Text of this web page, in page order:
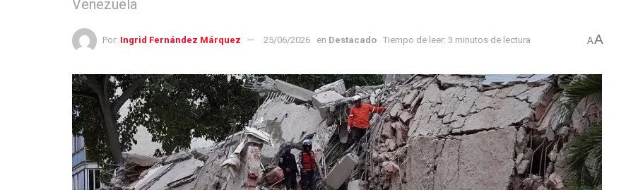
Venezuela
Por: Ingrid Fernández Márquez 25/06/2026 en Destacado Tiempo de leer: 3 minutos de lectura AA